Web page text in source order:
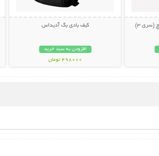
کیف بادی بگ آدیداس
افزودن به سبد خرید
498000 تومان